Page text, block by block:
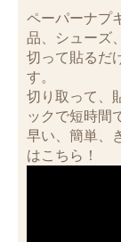
ペーパーナプ
品、シューズ
切って貼るだ
す。
切り取って、
ックで短時間
早い、簡単、
はこちら！